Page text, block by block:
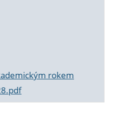
rokem